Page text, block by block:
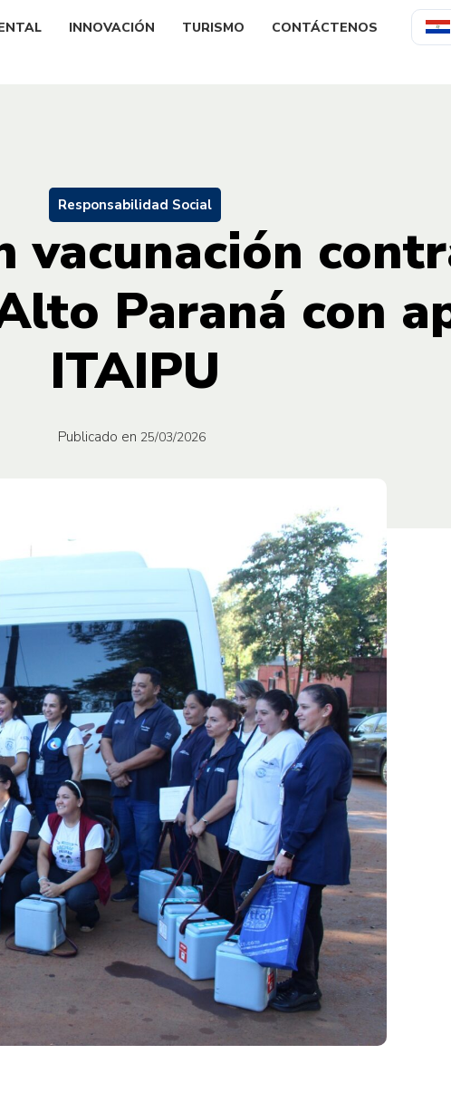
INNOVACIÓN TURISMO CONTÁCTENOS
Responsabilidad Social
vacunación
Paraná con
ITAIPU
Publicado en 25/03/2026